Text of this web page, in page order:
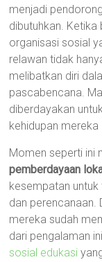
menjadi
dibutuhkan.
organisasi sosial
relawan tidak
melibatkan diri
pascabencana.
diberdayakan
kehidupan
Momen seperti ini
pemberdayaan
kesempatan
dan perencanaan.
mereka sudah
dari pengalaman
sosial edukasi